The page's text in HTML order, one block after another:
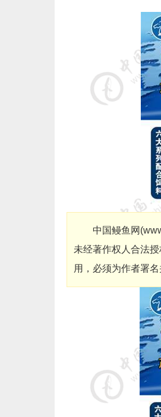
中国鳗鱼网 (
未经著作权人合法
用，必须为作者署